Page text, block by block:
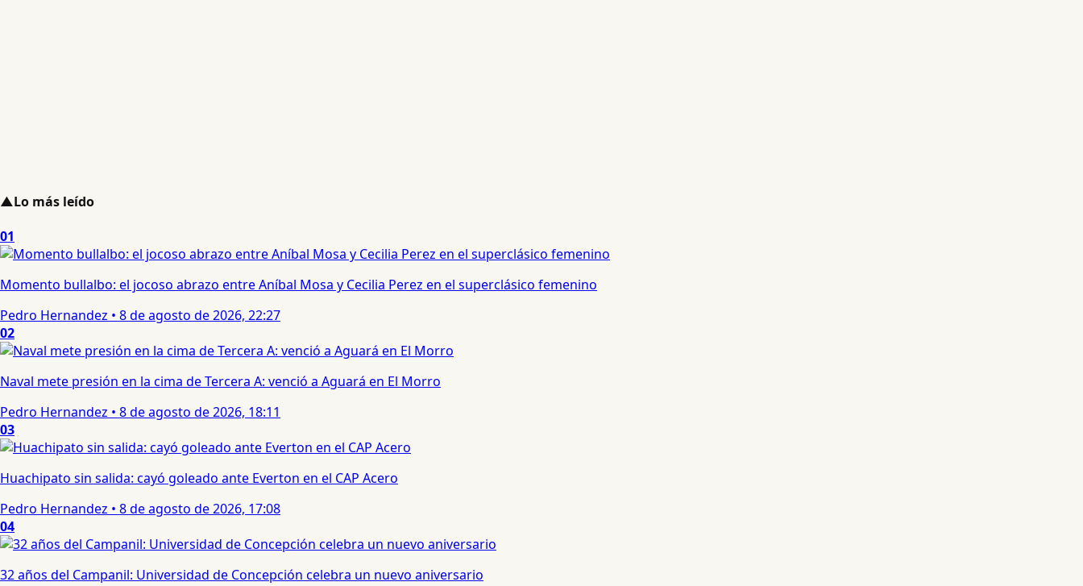
▲Lo más leído
01
Momento bullalbo: el jocoso abrazo entre Aníbal Mosa y Cecilia Perez en el superclásico femenino
Pedro Hernandez • 8 de agosto de 2026, 22:27
02
Naval mete presión en la cima de Tercera A: venció a Aguará en El Morro
Pedro Hernandez • 8 de agosto de 2026, 18:11
03
Huachipato sin salida: cayó goleado ante Everton en el CAP Acero
Pedro Hernandez • 8 de agosto de 2026, 17:08
04
32 años del Campanil: Universidad de Concepción celebra un nuevo aniversario